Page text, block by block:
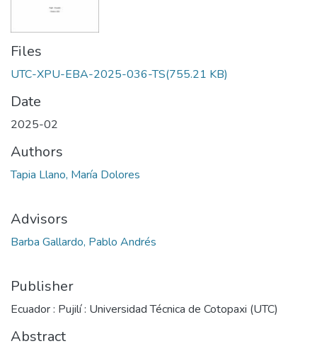
Files
UTC-XPU-EBA-2025-036-TS(755.21 KB)
Date
2025-02
Authors
Tapia Llano, María Dolores
Advisors
Barba Gallardo, Pablo Andrés
Publisher
Ecuador : Pujilí : Universidad Técnica de Cotopaxi (UTC)
Abstract